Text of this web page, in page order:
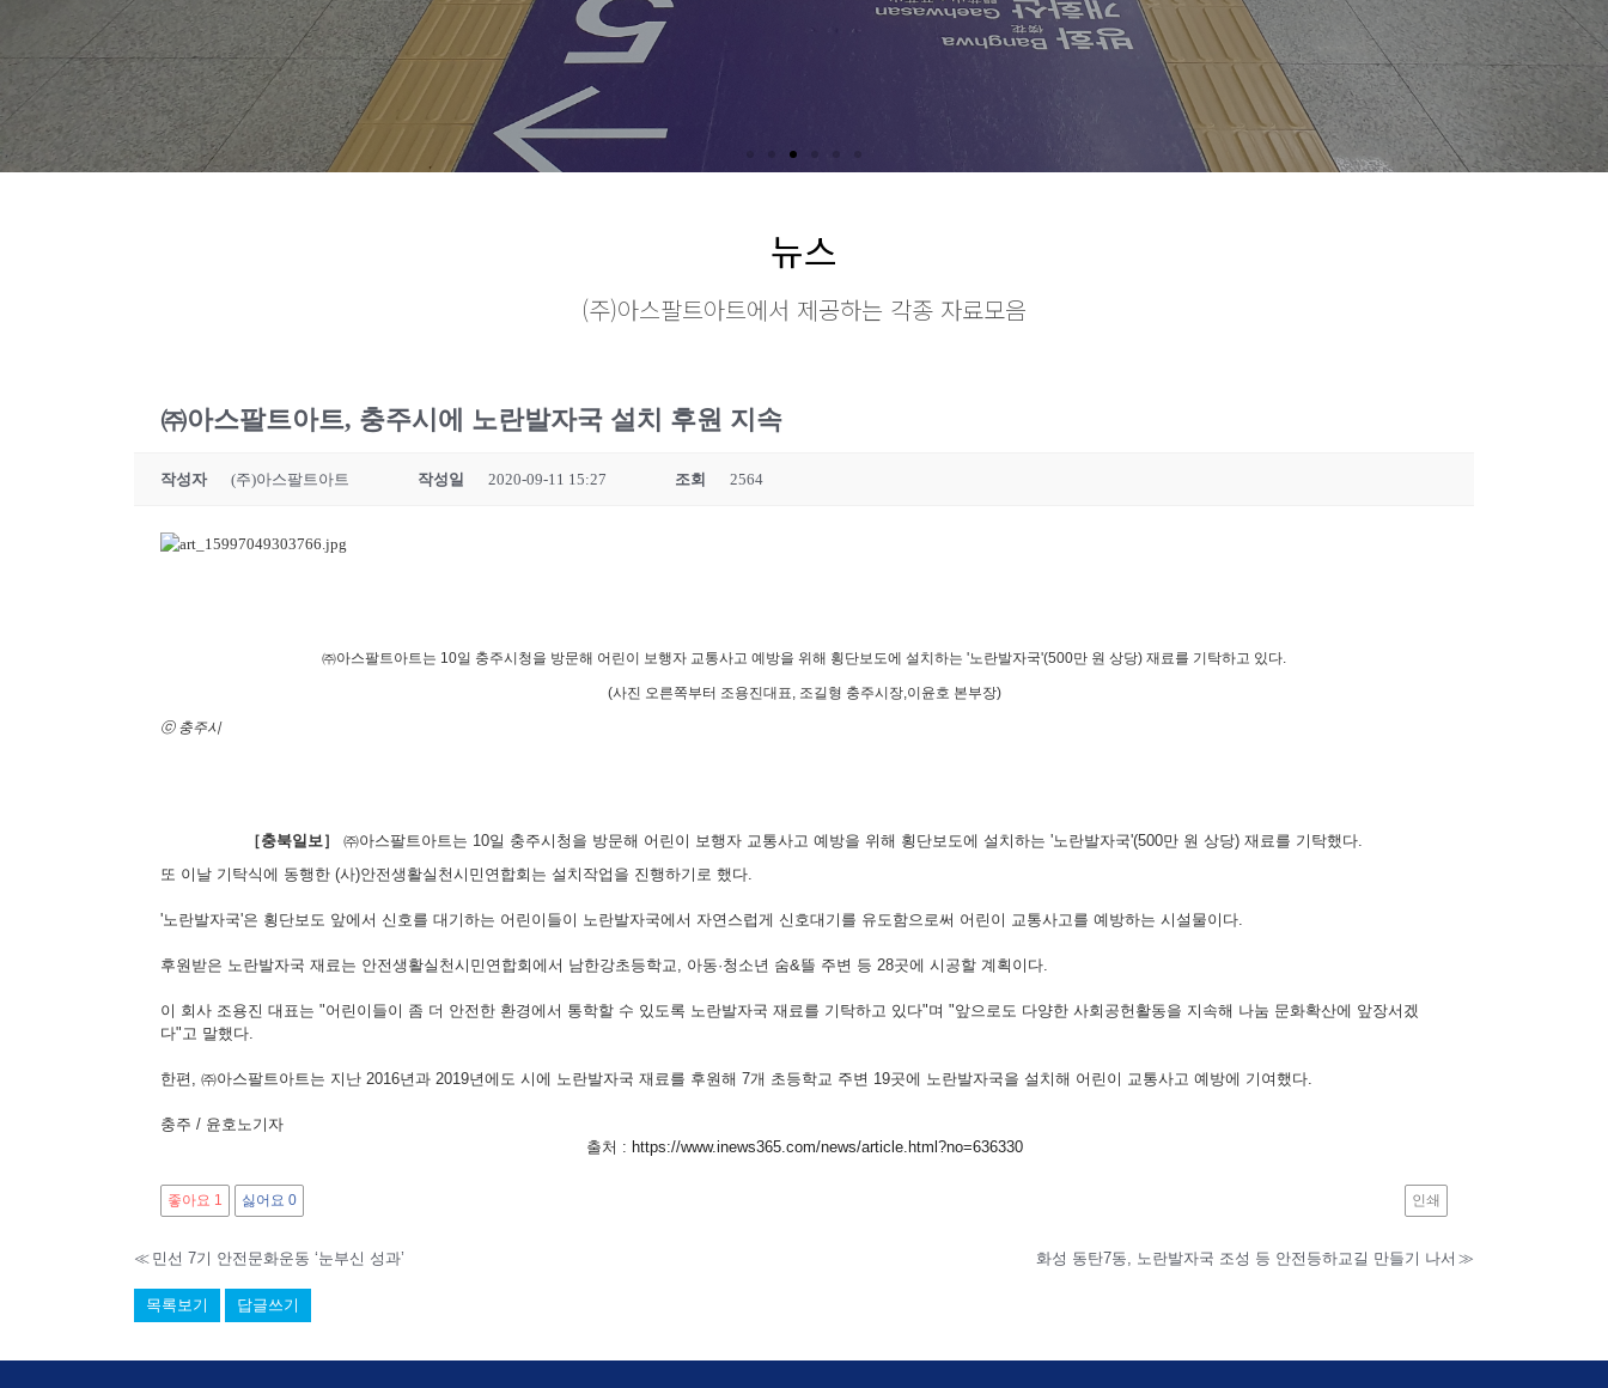
실내외겸용 논슬립 직물시트
뉴스
(주)아스팔트아트에서 제공하는 각종 자료모음
㈜아스팔트아트, 충주시에 노란발자국 설치 후원 지속
작성자 (주)아스팔트아트 작성일 2020-09-11 15:27 조회 2564
㈜아스팔트아트는 10일 충주시청을 방문해 어린이 보행자 교통사고 예방을 위해 횡단보도에 설치하는 '노란발자국'(500만 원 상당) 재료를 기탁하고 있다.
(사진 오른쪽부터 조용진대표, 조길형 충주시장,이윤호 본부장)
ⓒ 충주시
［충북일보］
㈜아스팔트아트는 10일 충주시청을 방문해 어린이 보행자 교통사고 예방을 위해 횡단보도에 설치하는 '노란발자국'(500만 원 상당) 재료를 기탁했다.
또 이날 기탁식에 동행한 (사)안전생활실천시민연합회는 설치작업을 진행하기로 했다.
'노란발자국'은 횡단보도 앞에서 신호를 대기하는 어린이들이 노란발자국에서 자연스럽게 신호대기를 유도함으로써 어린이 교통사고를 예방하는 시설물이다.
후원받은 노란발자국 재료는 안전생활실천시민연합회에서 남한강초등학교, 아동·청소년 숨&뜰 주변 등 28곳에 시공할 계획이다.
이 회사 조용진 대표는 "어린이들이 좀 더 안전한 환경에서 통학할 수 있도록 노란발자국 재료를 기탁하고 있다"며 "앞으로도 다양한 사회공헌활동을 지속해 나눔 문화확산에 앞장서겠
다"고 말했다.
한편, ㈜아스팔트아트는 지난 2016년과 2019년에도 시에 노란발자국 재료를 후원해 7개 초등학교 주변 19곳에 노란발자국을 설치해 어린이 교통사고 예방에 기여했다.
충주 / 윤호노기자
출처 : https://www.inews365.com/news/article.html?no=636330
좋아요 1 싫어요 0 인쇄
≪ 민선 7기 안전문화운동 ‘눈부신 성과’ 화성 동탄7동, 노란발자국 조성 등 안전등하교길 만들기 나서 ≫
목록보기 답글쓰기